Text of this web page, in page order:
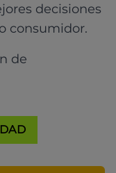
decisiones
consumidor.
de